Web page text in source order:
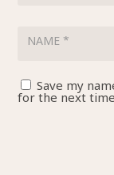
Save my
for the next